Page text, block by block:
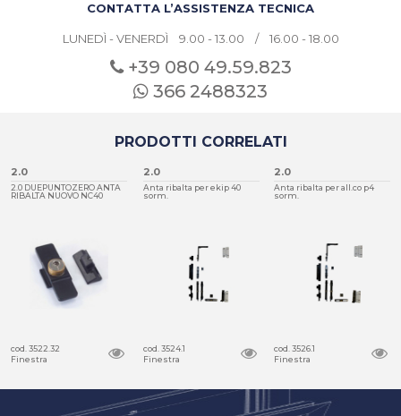
CONTATTA L’ASSISTENZA TECNICA
LUNEDÌ - VENERDÌ 9.00 - 13.00 / 16.00 - 18.00
+39 080 49.59.823
366 2488323
PRODOTTI CORRELATI
2.0
2.0 DUEPUNTOZERO ANTA
RIBALTA NUOVO NC40
cod. 3522.32
Finestra
2.0
Anta ribalta per ekip 40
sorm.
cod. 3524.1
Finestra
2.0
Anta ribalta per all.co p4
sorm.
cod. 3526.1
Finestra